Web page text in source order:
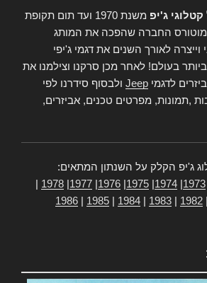
קטלוגי ג'יפ
משנת 1970 ועד תום תקופת
מוטורס החברה שהפכה את המותג
וייצרה לאורך השנים את דגמי ג'יפי
בעולם! לאחר מכן סרקנו וצילמנו את
לדגמי Jeep ולבסוף סידרנו לפי
,תמונות, מפרטים טכנים, אביזרים,
ג'יפ הקלק על השנתון המתאים:
1973
1974
1975
1976
1977
1978
1982
1983
1984
1985
1986